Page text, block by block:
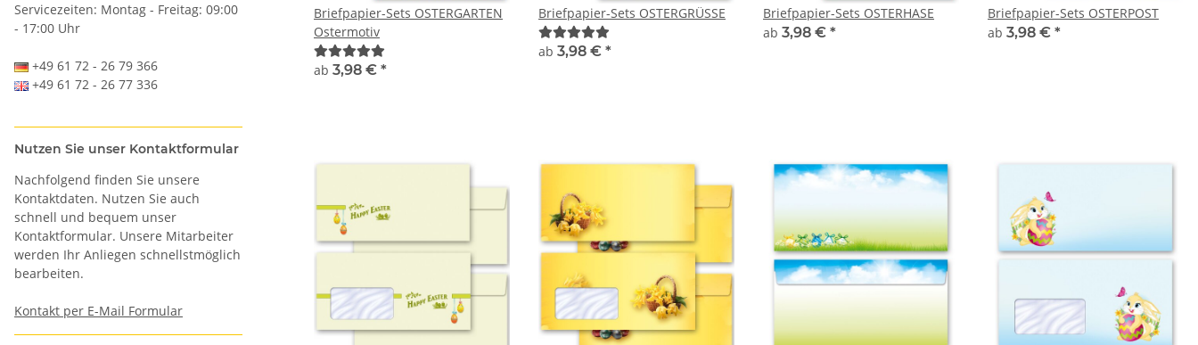
Briefpapier-Sets OSTERGARTEN
Ostermotiv
ab 3,98 € *
Briefpapier-Sets OSTERGRÜSSE
ab 3,98 € *
Briefpapier-Sets OSTERHASE
ab 3,98 € *
Briefpapier-Sets OSTERPOST
ab 3,98 € *
Servicezeiten: Montag - Freitag: 09:00
- 17:00 Uhr
+49 61 72 - 26 79 366
+49 61 72 - 26 77 336
Nutzen Sie unser Kontaktformular
Nachfolgend finden Sie unsere
Kontaktdaten. Nutzen Sie auch
schnell und bequem unser
Kontaktformular. Unsere Mitarbeiter
werden Ihr Anliegen schnellstmöglich
bearbeiten.
Kontakt per E-Mail Formular